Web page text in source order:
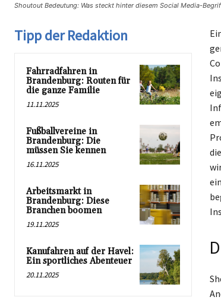
Shoutout Bedeutung: Was steckt hinter diesem Social Media-
Tipp der Redaktion
Fahrradfahren in
Brandenburg: Routen für
die ganze Familie
11.11.2025
Fußballvereine in
Brandenburg: Die
müssen Sie kennen
16.11.2025
Arbeitsmarkt in
Brandenburg: Diese
Branchen boomen
19.11.2025
Kanufahren auf der Havel:
Ein sportliches Abenteuer
20.11.2025